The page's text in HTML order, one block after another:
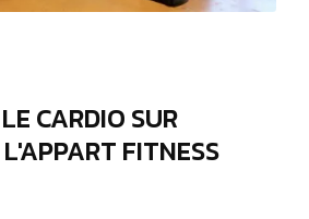
CARDIO SUR
FITNESS